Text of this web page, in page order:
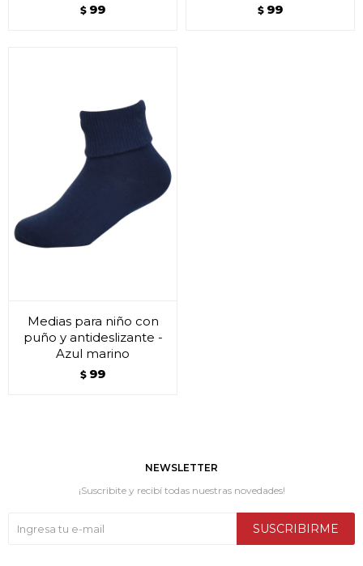
$ 99 $ 99
Medias para niño con
puño y antideslizante -
Azul marino
$ 99
NEWSLETTER
¡Suscribite y recibí todas nuestras novedades!
SUSCRIBIRME